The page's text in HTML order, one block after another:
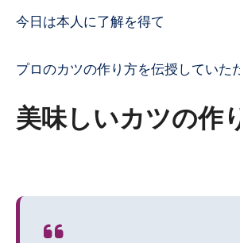
今日は本人に了解を得て
プロのカツの作り方を伝授していた
美味しいカツの作